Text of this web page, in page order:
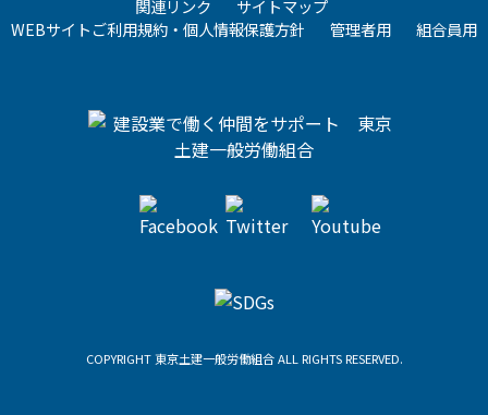
関連リンク
サイトマップ
WEBサイトご利用規約・個人情報保護方針
管理者用 組合員用
COPYRIGHT 東京土建一般労働組合 ALL RIGHTS RESERVED.